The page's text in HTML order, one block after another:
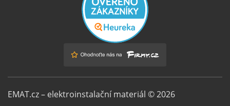
EMAT.cz – elektroinstalační materiál © 2026